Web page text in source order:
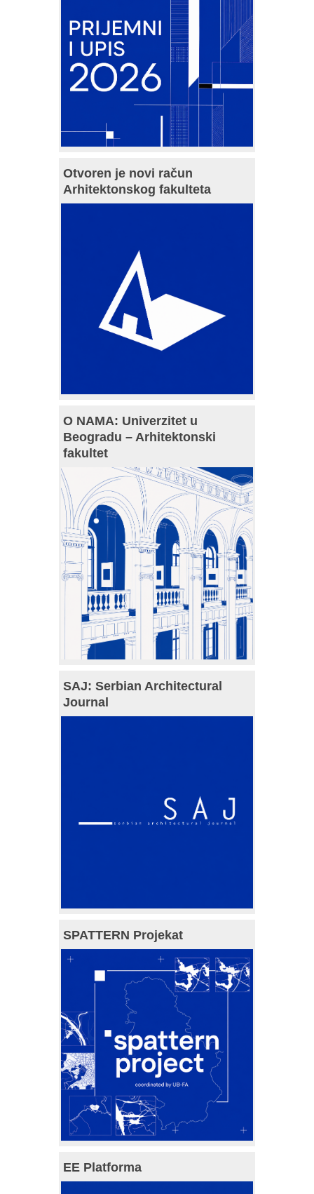
Otvoren je novi račun
Arhitektonskog fakulteta
O NAMA: Univerzitet u
Beogradu – Arhitektonski
fakultet
SAJ: Serbian Architectural
Journal
SPATTERN Projekat
EE Platforma